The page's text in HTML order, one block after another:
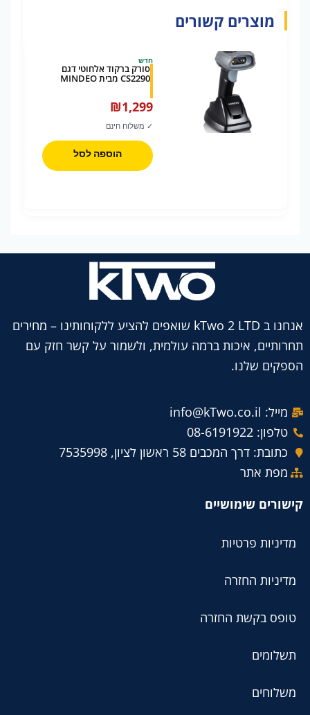
מוצרים קשורים
חדש
סורק ברקוד אלחוטי דגם
CS2290 מבית MINDEO
₪1,299
✓ משלוח חינם
הוספה לסל
אנחנו ב kTwo 2 LTD שואפים להציע ללקוחותינו – מחירים
תחרותיים, איכות ברמה עולמית, ולשמור על קשר חזק עם
הספקים שלנו.
מייל: info@kTwo.co.il
טלפון: 08-6191922
כתובת: דרך המכבים 58 ראשון לציון, 7535998
מפת אתר
קישורים שימושיים
מדיניות פרטיות
מדיניות החזרה
טופס בקשת החזרה
תשלומים
משלוחים